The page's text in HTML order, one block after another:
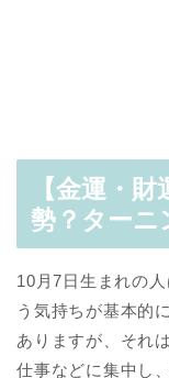
【金運・
勢？ターニ
10月7日生まれの
う気持ちが基本的
ありますが、それ
仕事などに集中し